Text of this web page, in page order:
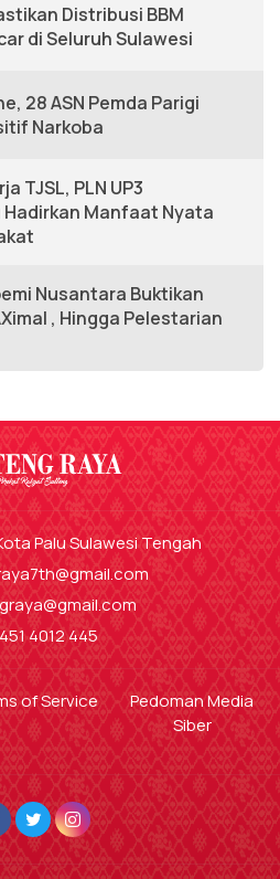
Distribusi BBM
di Seluruh Sulawesi
28 ASN Pemda Parigi
Narkoba
TJSL, PLN UP3
Manfaat Nyata
Nusantara Buktikan
, Hingga Pelestarian
Palu Sulawesi Tengah
4012 445
of Service
Pedoman Media
Siber